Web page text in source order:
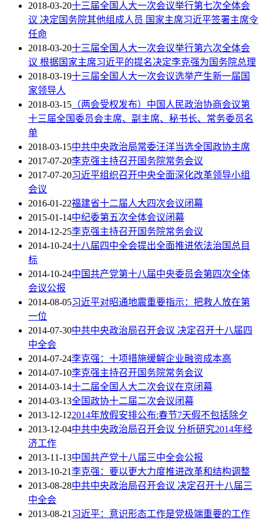
2018-03-20十三届全国人大一次会议举行第七次全体会
议 决定国务院其他组成人员 国家主席习近平签署主席令
任命
2018-03-20十三届全国人大一次会议举行第六次全体会
议 根据国家主席习近平的提名决定李克强为国务院总理
2018-03-19十三届全国人大一次会议选举产生新一届国
家领导人
2018-03-15 （两会受权发布）中国人民政治协商会议第
十三届全国委员会主席、副主席、秘书长、常务委员名
单
2018-03-15中共中央政治局常委汪洋当选全国政协主席
2017-07-20李克强主持召开国务院常务会议
2017-07-20习近平组织召开中央全面深化改革领导小组
会议
2016-01-22福建省十二届人大四次会议闭幕
2015-01-14中纪委第五次全体会议闭幕
2014-12-25李克强主持召开国务院常务会议
2014-10-24十八届四中全会提出全面推进依法治国总目
标
2014-10-24中国共产党第十八届中央委员会第四次全体
会议公报
2014-08-05习近平对昭通地震重要指示：把救人放在第
一位
2014-07-30中共中央政治局召开会议 决定召开十八届四
中全会
2014-07-24李克强：十项措施缓解企业融资成本高
2014-07-10李克强主持召开国务院常务会议
2014-03-14十二届全国人大二次会议在京闭幕
2014-03-13全国政协十二届二次会议闭幕
2013-12-122014年放假安排公布:春节7天假不包括除夕
2013-12-04中共中央政治局召开会议 分析研究2014年经
济工作
2013-11-13中国共产党十八届三中全会公报
2013-10-21李克强：要以更大力度推进改革和结构调整
2013-08-28中共中央政治局召开会议 决定召开十八届三
中全会
2013-08-21习近平：意识形态工作是党极端重要的工作